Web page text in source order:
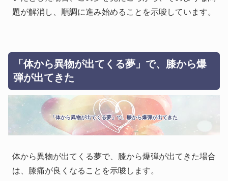
題が解消し、順調に進み始めることを示唆しています。
「体から異物が出てくる夢」で、膝から爆
弾が出てきた
「体から異物が出てくる夢」で、膝から爆弾が出てきた
体から異物が出てくる夢で、膝から爆弾が出てきた場合
は、膝痛が良くなることを示唆します。